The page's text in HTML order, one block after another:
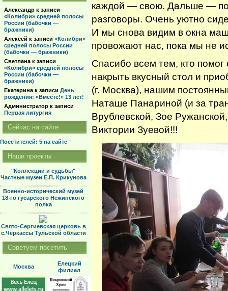
каждой — свою. Дальше —
разговоры. Очень уютно
И мы снова видим в окна
провожают нас, пока мы не
Спасибо всем тем, кто
накрыть вкусный стол и
(г. Москва), нашим
Наташе Панариной (и за
Врублевской, Зое
Виктории Зуевой!!!
Александр к записи
«Колибри» средней полосы
России (бабочки —
бражники)
Алексей к записи «Колибри»
средней полосы России
(бабочки — бражники)
Светлана к записи
«Колибри» средней полосы
России (бабочки —
бражники)
Екатерина к записи День
рождения: «Вместе!» 13 лет!
Администратор к записи
Первая литургия
Сейчас на сайте
Посетителей: 5 на сайте
Наши проекты
"Коллекции и судьбы"
Частные музеи Е.П. Крикунова
Военно-исторический музей
18-го гусарского Нежинского
полка
Свято-Сергиевская церковь в
с.Черкассы Тульской области
Советуем посетить
Москва
Елецкий
филиал